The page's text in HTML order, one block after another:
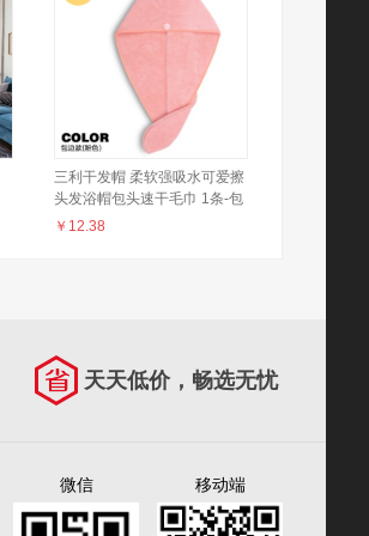
三利干发帽 柔软强吸水可爱擦
头发浴帽包头速干毛巾 1条-包
边款粉色
￥ 12.38
天天低价，畅选无忧
微信 移动端